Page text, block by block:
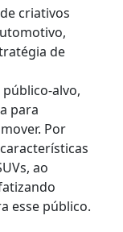
criativos
de
alvo,
para
Por
ao
esse público.